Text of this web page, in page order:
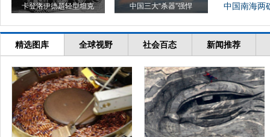
卡登洛伊德超轻型坦克 中国三大“杀器”强悍 中国南海两
精选图库 全球视野 社会百态 新闻推荐